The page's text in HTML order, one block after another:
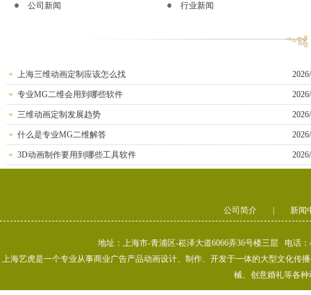
公司新闻 行业新闻
上海三维动画定制应该怎么找
专业MG二维会用到哪些软件
三维动画定制发展趋势
什么是专业MG二维解答
3D动画制作要用到哪些工具软件
公司简介 新闻
地址：上海市-青浦区-崧泽大道6066弄36号楼三层 电话
上海艺虎是一个专业从事商业广告产品动画设计、制作、开发于一体的大型文化传
械、创意婚礼等各